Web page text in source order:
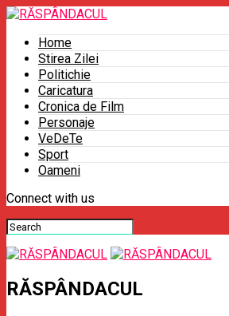
Home
Stirea Zilei
Politichie
Caricatura
Cronica de Film
Personaje
VeDeTe
Sport
Oameni
Connect with us
RĂSPÂNDACUL